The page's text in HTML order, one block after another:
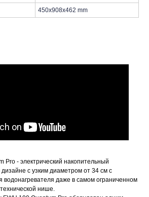
450x908x462 mm
Pro - электрический накопительный
дизайне с узким диаметром от 34 см с
даже в самом ограниченном
нише.